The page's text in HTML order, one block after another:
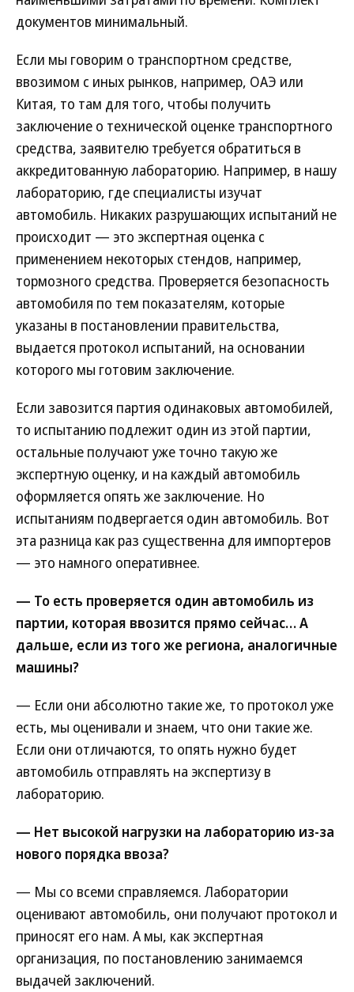
документов минимальный.
Если мы говорим о транспортном средстве,
ввозимом с иных рынков, например, ОАЭ или
Китая, то там для того, чтобы получить
заключение о технической оценке транспортного
средства, заявителю требуется обратиться в
аккредитованную лабораторию. Например, в нашу
лабораторию, где специалисты изучат
автомобиль. Никаких разрушающих испытаний не
происходит — это экспертная оценка с
применением некоторых стендов, например,
тормозного средства. Проверяется безопасность
автомобиля по тем показателям, которые
указаны в постановлении правительства,
выдается протокол испытаний, на основании
которого мы готовим заключение.
Если завозится партия одинаковых автомобилей,
то испытанию подлежит один из этой партии,
остальные получают уже точно такую же
экспертную оценку, и на каждый автомобиль
оформляется опять же заключение. Но
испытаниям подвергается один автомобиль. Вот
эта разница как раз существенна для импортеров
— это намного оперативнее.
— То есть проверяется один автомобиль из
партии, которая ввозится прямо сейчас… А
дальше, если из того же региона, аналогичные
машины?
— Если они абсолютно такие же, то протокол уже
есть, мы оценивали и знаем, что они такие же.
Если они отличаются, то опять нужно будет
автомобиль отправлять на экспертизу в
лабораторию.
— Нет высокой нагрузки на лабораторию из-за
нового порядка ввоза?
— Мы со всеми справляемся. Лаборатории
оценивают автомобиль, они получают протокол и
приносят его нам. А мы, как экспертная
организация, по постановлению занимаемся
выдачей заключений.